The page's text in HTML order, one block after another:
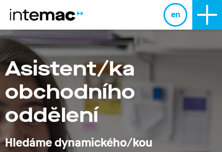
en
Asistent/ka
obchodního
oddělení
Hledáme dynamického/kou